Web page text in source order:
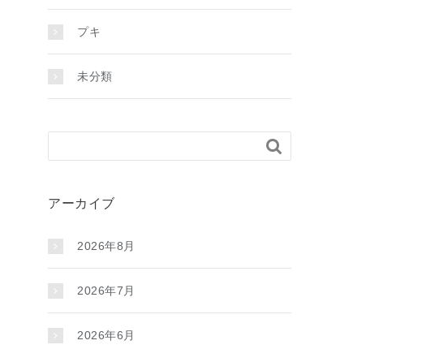
プキ
未分類

アーカイブ
2026年8月
2026年7月
2026年6月